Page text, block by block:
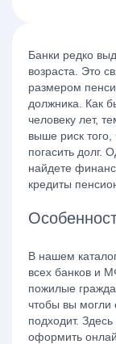
Банки редко
возраста . Это
размером
должника. Как
человеку лет,
выше риск того,
погасить долг.
найдете
кредиты
В нашем
всех банков и
пожилые
чтобы вы могли
подходит.
оформить